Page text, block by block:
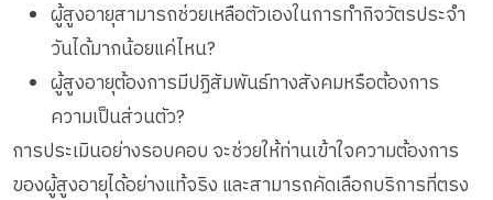
ผู้สูงอายุสามารถช่วยเหลือตัวเองในการทำกิจวัตรประจำ
วันได้มากน้อยแค่ไหน?
ผู้สูงอายุต้องการมีปฏิสัมพันธ์ทางสังคมหรือต้องการ
ความเป็นส่วนตัว?
การประเมินอย่างรอบคอบ จะช่วยให้ท่านเข้าใจความต้องการ
ของผู้สูงอายุได้อย่างแท้จริง และสามารถคัดเลือกบริการที่ตรง